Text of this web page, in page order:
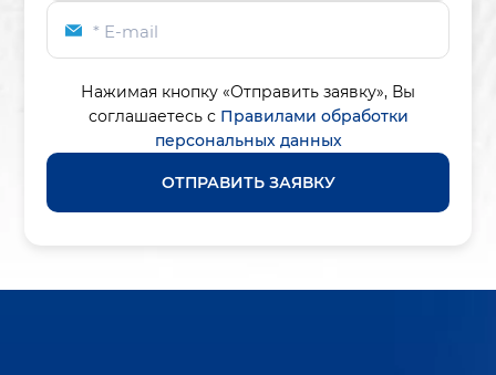
* E-mail
Нажимая кнопку «Отправить заявку», Вы
соглашаетесь с Правилами обработки
персональных данных
ОТПРАВИТЬ ЗАЯВКУ